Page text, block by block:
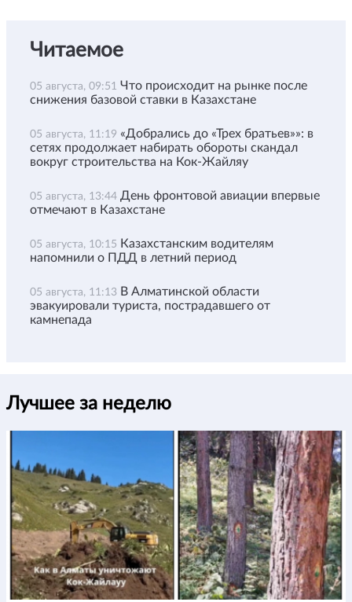
Читаемое
05 августа, 09:51 Что происходит на рынке после
снижения базовой ставки в Казахстане
05 августа, 11:19 «Добрались до «Трех братьев»»: в
сетях продолжает набирать обороты скандал
вокруг строительства на Кок-Жайляу
05 августа, 13:44 День фронтовой авиации впервые
отмечают в Казахстане
05 августа, 10:15 Казахстанским водителям
напомнили о ПДД в летний период
05 августа, 11:13 В Алматинской области
эвакуировали туриста, пострадавшего от
камнепада
Лучшее за неделю